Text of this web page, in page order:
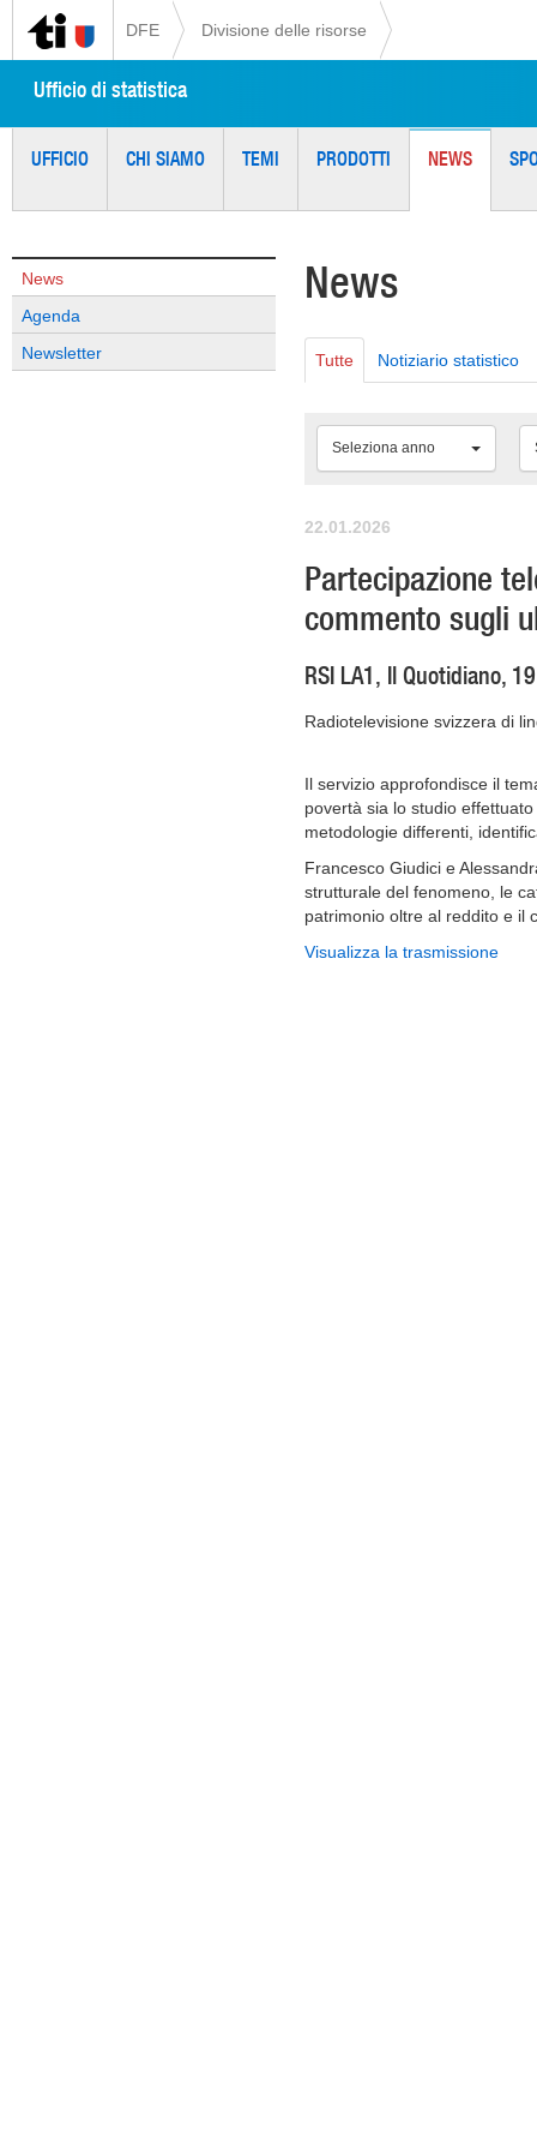
DFE Divisione delle risorse
Ufficio di statistica
UFFICIO CHI SIAMO TEMI PRODOTTI NEWS
News
Agenda
Newsletter
News
Tutte Notiziario statistico
Seleziona anno
22.01.2026
Partecipazione
commento sugli
RSI LA1, Il Quotidiano,
Radiotelevisione svizzera di
Il servizio approfondisce il
povertà sia lo studio
metodologie differenti,
Francesco Giudici e
strutturale del fenomeno, le
patrimonio oltre al reddito e il
Visualizza la trasmissione